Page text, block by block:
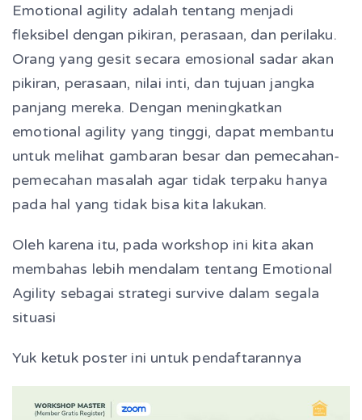
Emotional agility adalah tentang menjadi
fleksibel dengan pikiran, perasaan, dan perilaku.
Orang yang gesit secara emosional sadar akan
pikiran, perasaan, nilai inti, dan tujuan jangka
panjang mereka. Dengan meningkatkan
emotional agility yang tinggi, dapat membantu
untuk melihat gambaran besar dan pemecahan-
pemecahan masalah agar tidak terpaku hanya
pada hal yang tidak bisa kita lakukan.
Oleh karena itu, pada workshop ini kita akan
membahas lebih mendalam tentang Emotional
Agility sebagai strategi survive dalam segala
situasi
Yuk ketuk poster ini untuk pendaftarannya